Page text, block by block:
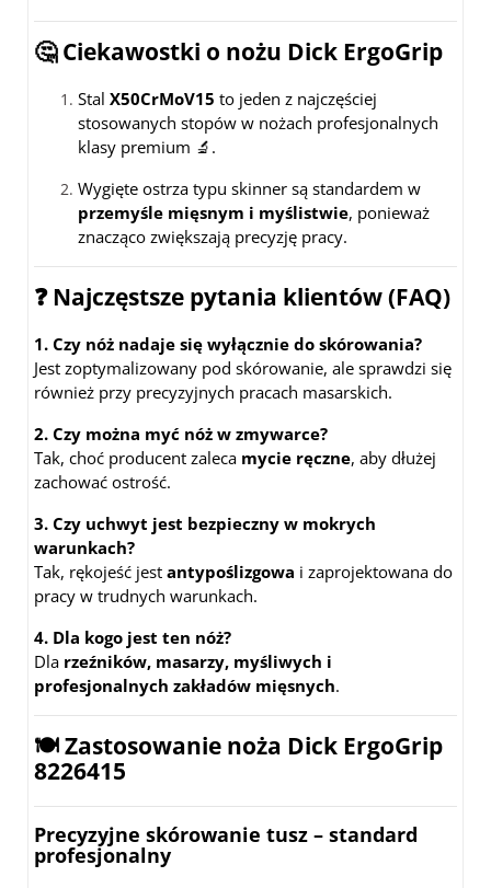
🤔 Ciekawostki o nożu Dick ErgoGrip
Stal X50CrMoV15 to jeden z najczęściej
stosowanych stopów w nożach profesjonalnych
klasy premium 🔬.
Wygięte ostrza typu skinner są standardem w
przemyśle mięsnym i myślistwie, ponieważ
znacząco zwiększają precyzję pracy.
❓ Najczęstsze pytania klientów (FAQ)
1. Czy nóż nadaje się wyłącznie do skórowania?
Jest zoptymalizowany pod skórowanie, ale sprawdzi się
również przy precyzyjnych pracach masarskich.
2. Czy można myć nóż w zmywarce?
Tak, choć producent zaleca mycie ręczne, aby dłużej
zachować ostrość.
3. Czy uchwyt jest bezpieczny w mokrych
warunkach?
Tak, rękojeść jest antypoślizgowa i zaprojektowana do
pracy w trudnych warunkach.
4. Dla kogo jest ten nóż?
Dla rzeźników, masarzy, myśliwych i
profesjonalnych zakładów mięsnych.
🍽️ Zastosowanie noża Dick ErgoGrip
8226415
Precyzyjne skórowanie tusz – standard
profesjonalny